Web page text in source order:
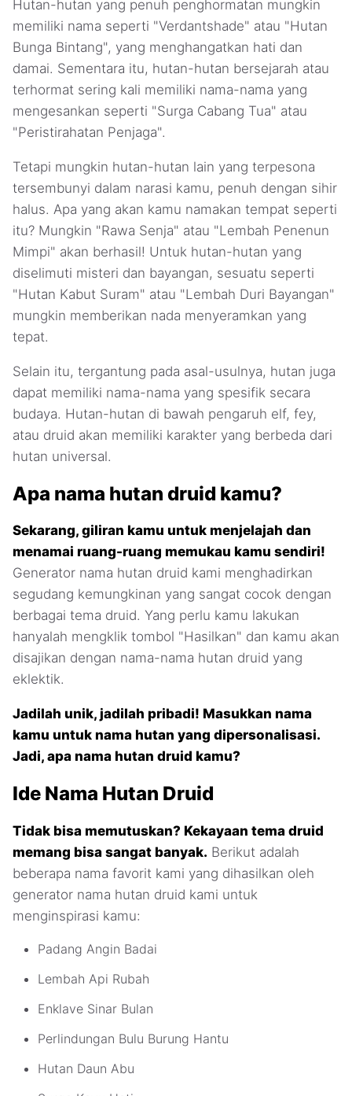
Hutan-hutan yang penuh penghormatan mungkin
memiliki nama seperti "Verdantshade" atau "Hutan
Bunga Bintang", yang menghangatkan hati dan
damai. Sementara itu, hutan-hutan bersejarah atau
terhormat sering kali memiliki nama-nama yang
mengesankan seperti "Surga Cabang Tua" atau
"Peristirahatan Penjaga".
Tetapi mungkin hutan-hutan lain yang terpesona
tersembunyi dalam narasi kamu, penuh dengan sihir
halus. Apa yang akan kamu namakan tempat seperti
itu? Mungkin "Rawa Senja" atau "Lembah Penenun
Mimpi" akan berhasil! Untuk hutan-hutan yang
diselimuti misteri dan bayangan, sesuatu seperti
"Hutan Kabut Suram" atau "Lembah Duri Bayangan"
mungkin memberikan nada menyeramkan yang
tepat.
Selain itu, tergantung pada asal-usulnya, hutan juga
dapat memiliki nama-nama yang spesifik secara
budaya. Hutan-hutan di bawah pengaruh elf, fey,
atau druid akan memiliki karakter yang berbeda dari
hutan universal.
Apa nama hutan druid kamu?
Sekarang, giliran kamu untuk menjelajah dan
menamai ruang-ruang memukau kamu sendiri!
Generator nama hutan druid kami menghadirkan
segudang kemungkinan yang sangat cocok dengan
berbagai tema druid. Yang perlu kamu lakukan
hanyalah mengklik tombol "Hasilkan" dan kamu akan
disajikan dengan nama-nama hutan druid yang
eklektik.
Jadilah unik, jadilah pribadi! Masukkan nama
kamu untuk nama hutan yang dipersonalisasi.
Jadi, apa nama hutan druid kamu?
Ide Nama Hutan Druid
Tidak bisa memutuskan? Kekayaan tema druid
memang bisa sangat banyak. Berikut adalah
beberapa nama favorit kami yang dihasilkan oleh
generator nama hutan druid kami untuk
menginspirasi kamu:
Padang Angin Badai
Lembah Api Rubah
Enklave Sinar Bulan
Perlindungan Bulu Burung Hantu
Hutan Daun Abu